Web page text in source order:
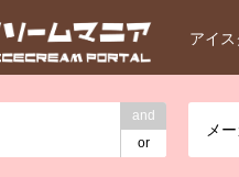
アイ
and
or
メ